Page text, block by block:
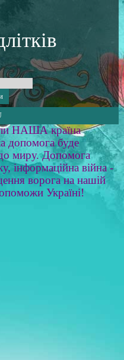
НАША країна
допомога буде
миру. Допомога
інформаційна війна -
ворога на нашій
Україні!